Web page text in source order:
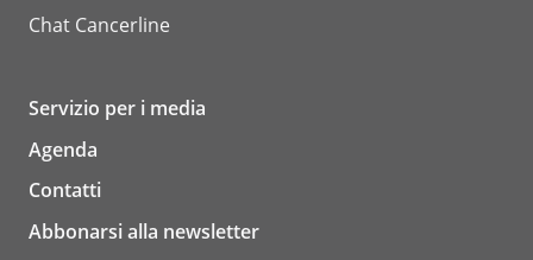
Chat Cancerline
Servizio per i media
Agenda
Contatti
Abbonarsi alla newsletter